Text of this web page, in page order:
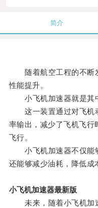
简介
随着航空工程的不断
性能提升。
小飞机加速器就是其
这一装置通过对飞机
率输出，减少了飞机飞行
飞行。
小飞机加速器不仅能够
还能够减少油耗，降低成
小飞机加速器最新版
未来，随着小飞机加速